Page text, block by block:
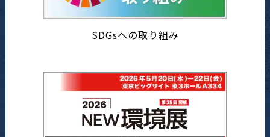
SDGsへの取り組み